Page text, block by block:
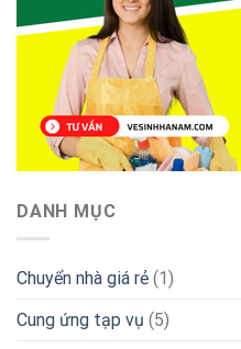
DANH MỤC
Chuyển nhà giá rẻ (1)
Cung ứng tạp vụ (5)